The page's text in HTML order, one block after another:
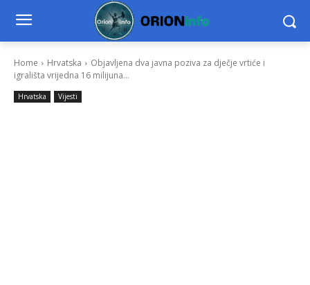
Home Hrvatska
Objavljena dva javna poziva za dječje vrtiće i
igrališta vrijedna 16 milijuna...
Hrvatska Vijesti